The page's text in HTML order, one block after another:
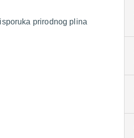
prirodnog plina